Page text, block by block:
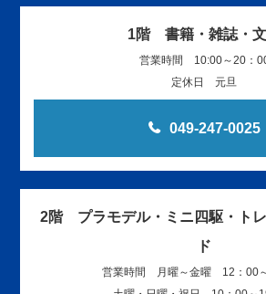
1階 書籍・雑誌・
営業時間 10:00～20：
定休日 元旦
049-247-0025
2階 プラモデル・ミニ四駆・ト
ド
営業時間 月曜～金曜 12：00